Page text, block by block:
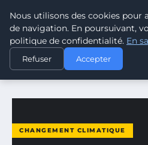
CLIMATE
ACCUEIL
CHANGEMENT
LES 10% LES PLUS AISÉS,
CHANGEMENT CLIMATIQUE
Nous utilisons des cookies pour
de navigation. En poursuivant,
politique de confidentialité. En
Refuser Accepter